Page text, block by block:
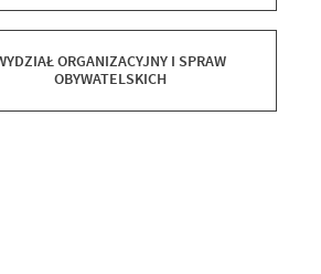
ORGANIZACYJNY I SPRAW
OBYWATELSKICH